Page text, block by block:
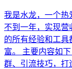
我是水龙，一个热
不到一年，实现
的所有经验和工具
富。 主要内容如
群、引流技巧，打